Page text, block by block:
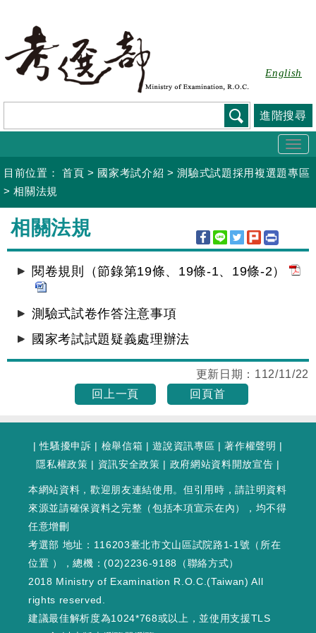
要
容
English
進階搜尋
目前位置： 首頁 > 國家考試介紹 >測驗式試題採用複選題專區
>相關法規
:::
相關法規
閱卷規則（節錄第19條、19條-1、19條-2）
測驗式試卷作答注意事項
國家考試試題疑義處理辦法
更新日期： 112/11/22
回上一頁
回頁首
|性騷擾申訴 | 檢舉信箱 |遊說資訊專區 |著作權聲明 |
隱私權政策 | 資訊安全政策 | 政府網站資料開放宣告 |
本網站資料，歡迎朋友連結使用。但引用時，請註明資料
來源並請確保資料之完整（包括本項宣示在內），均不得
任意增刪
考選部 地址：116203臺北市文山區試院路1-1號（ 所在
位置 ），總機：(02)2236-9188（聯絡方式）
2018 Ministry of Examination R.O.C.(Taiwan) All
rights reserved.
建議最佳解析度為1024*768或以上，並使用支援TLS